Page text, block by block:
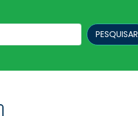
PESQUISAR